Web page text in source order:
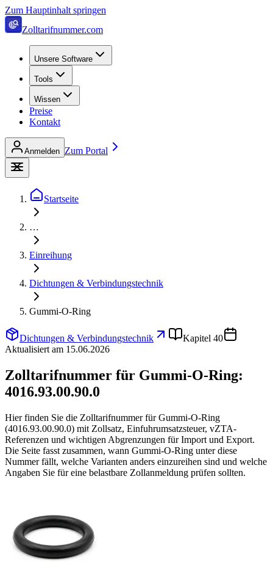
Zum Hauptinhalt springen
Zolltarifnummer.com
Unsere Software
Tools
Wissen
Preise
Kontakt
Anmelden Zum Portal
Startseite
…
Einreihung
Dichtungen & Verbindungstechnik
Gummi-O-Ring
Dichtungen & Verbindungstechnik
Kapitel 40
Aktualisiert am 15.06.2026
Zolltarifnummer für Gummi-O-Ring:
4016.93.00.90.0
Hier finden Sie die Zolltarifnummer für Gummi-O-Ring
(4016.93.00.90.0) mit Zollsatz, Einfuhrumsatzsteuer, vZTA-
Referenzen und wichtigen Abgrenzungen für Import und Export.
Die Seite fasst zusammen, wann Gummi-O-Ring unter diese
Nummer fällt, welche Varianten anders einzureihen sind und welche
Angaben Sie für eine belastbare Zollanmeldung prüfen sollten.